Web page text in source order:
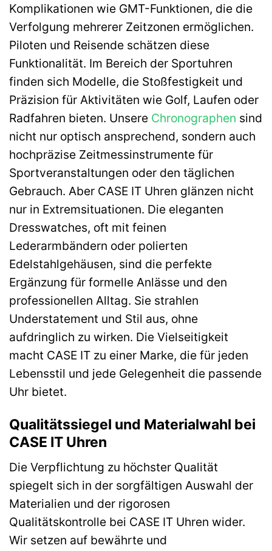
Komplikationen wie GMT-Funktionen, die die
Verfolgung mehrerer Zeitzonen ermöglichen.
Piloten und Reisende schätzen diese
Funktionalität. Im Bereich der Sportuhren
finden sich Modelle, die Stoßfestigkeit und
Präzision für Aktivitäten wie Golf, Laufen oder
Radfahren bieten. Unsere Chronographen sind
nicht nur optisch ansprechend, sondern auch
hochpräzise Zeitmessinstrumente für
Sportveranstaltungen oder den täglichen
Gebrauch. Aber CASE IT Uhren glänzen nicht
nur in Extremsituationen. Die eleganten
Dresswatches, oft mit feinen
Lederarmbändern oder polierten
Edelstahlgehäusen, sind die perfekte
Ergänzung für formelle Anlässe und den
professionellen Alltag. Sie strahlen
Understatement und Stil aus, ohne
aufdringlich zu wirken. Die Vielseitigkeit
macht CASE IT zu einer Marke, die für jeden
Lebensstil und jede Gelegenheit die passende
Uhr bietet.
Qualitätssiegel und Materialwahl bei
CASE IT Uhren
Die Verpflichtung zu höchster Qualität
spiegelt sich in der sorgfältigen Auswahl der
Materialien und der rigorosen
Qualitätskontrolle bei CASE IT Uhren wider.
Wir setzen auf bewährte und